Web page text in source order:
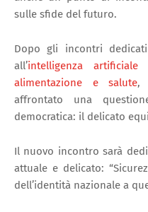
sulle sfide del futuro.
Dopo gli incontri
all’intelligenza artificiale
alimentazione e salute,
affrontato una
democratica: il delicato
Il nuovo incontro sarà
attuale e delicato:
dell’identità nazionale a